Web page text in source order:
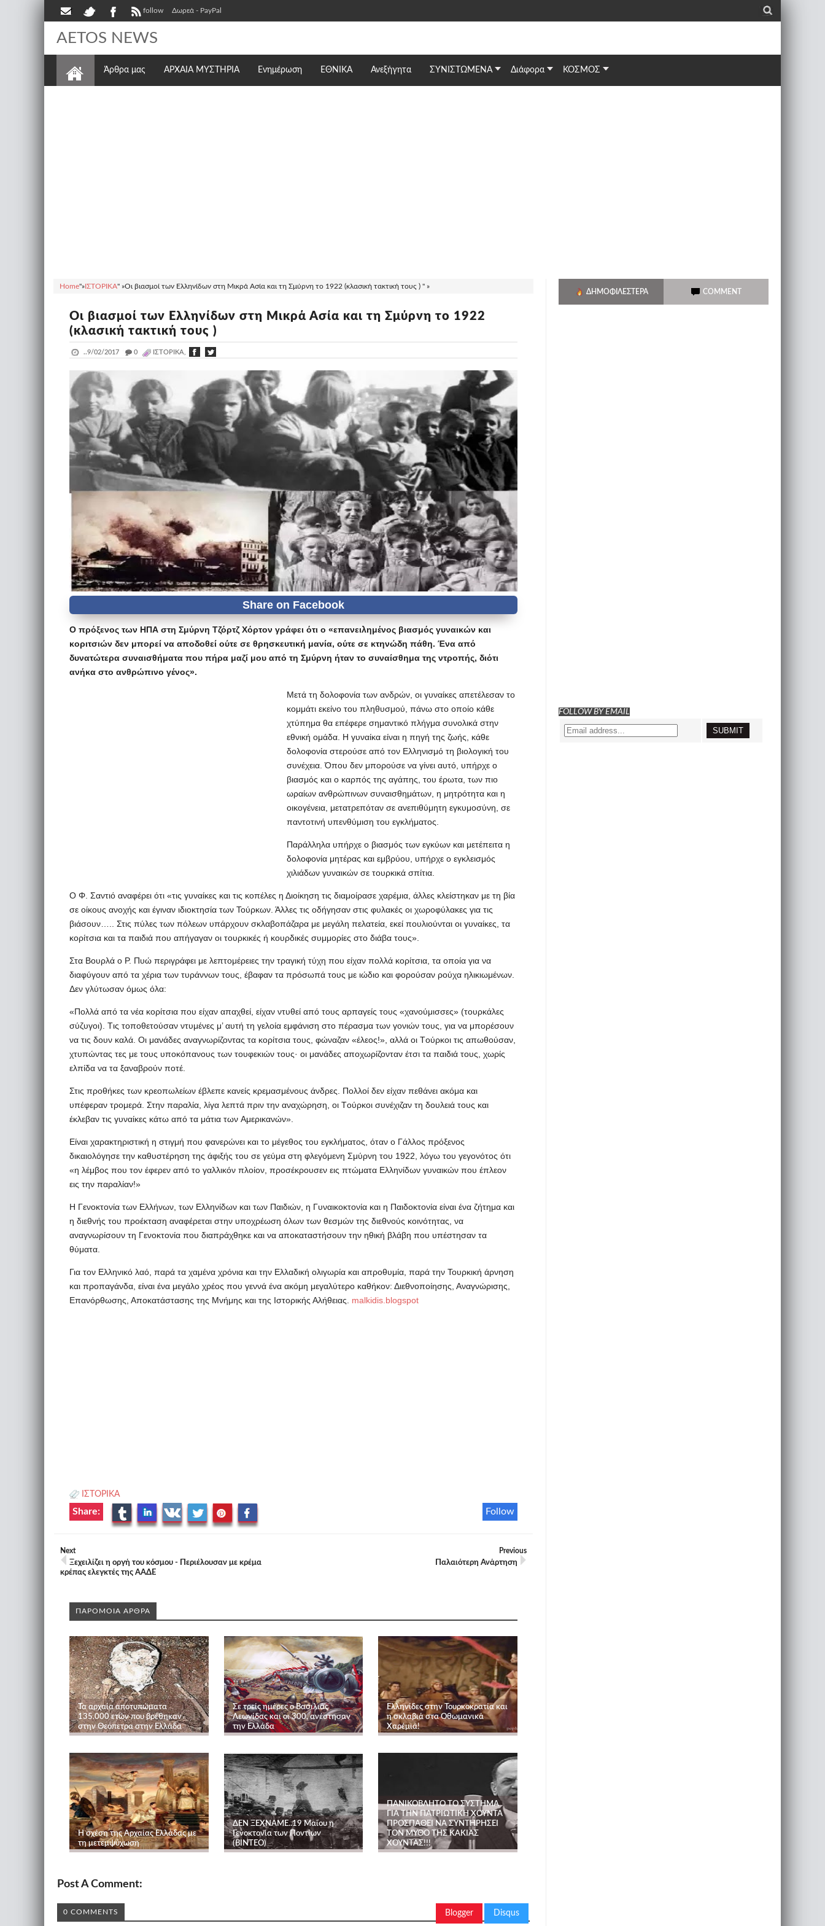
follow Δωρεά - PayPal _
AETOS NEWS
Άρθρα μας ΑΡΧΑΙΑ ΜΥΣΤΗΡΙΑ Ενημέρωση ΕΘΝΙΚΆ Ανεξήγητα ΣΥΝΙΣΤΩΜΕΝΑ Διάφορα ΚΟΣΜΟΣ
Home"»ΙΣΤΟΡΙΚΑ" »Οι βιασμοί των Ελληνίδων στη Μικρά Ασία και τη Σμύρνη το 1922 (κλασική τακτική τους ) " »
Οι βιασμοί των Ελληνίδων στη Μικρά Ασία και τη Σμύρνη το 1922
(κλασική τακτική τους )
..9/02/2017 _ 0 ΙΣΤΟΡΙΚΑ,
Ο πρόξενος των ΗΠΑ στη Σμύρνη Τζόρτζ Χόρτον γράφει ότι ο «επανειλημένος βιασμός γυναικών και
κοριτσιών δεν μπορεί να αποδοθεί ούτε σε θρησκευτική μανία, ούτε σε κτηνώδη πάθη. Ένα από
δυνατώτερα συναισθήματα που πήρα μαζί μου από τη Σμύρνη ήταν το συναίσθημα της ντροπής, διότι
ανήκα στο ανθρώπινο γένος».
Μετά τη δολοφονία των ανδρών, οι γυναίκες απετέλεσαν το
κομμάτι εκείνο του πληθυσμού, πάνω στο οποίο κάθε
χτύπημα θα επέφερε σημαντικό πλήγμα συνολικά στην
εθνική ομάδα. Η γυναίκα είναι η πηγή της ζωής, κάθε
δολοφονία στερούσε από τον Ελληνισμό τη βιολογική του
συνέχεια. Όπου δεν μπορούσε να γίνει αυτό, υπήρχε ο
βιασμός και ο καρπός της αγάπης, του έρωτα, των πιο
ωραίων ανθρώπινων συναισθημάτων, η μητρότητα και η
οικογένεια, μετατρεπόταν σε ανεπιθύμητη εγκυμοσύνη, σε
παντοτινή υπενθύμιση του εγκλήματος.
Παράλληλα υπήρχε ο βιασμός των εγκύων και μετέπειτα η
δολοφονία μητέρας και εμβρύου, υπήρχε ο εγκλεισμός
χιλιάδων γυναικών σε τουρκικά σπίτια.
Ο Φ. Σαντιό αναφέρει ότι «τις γυναίκες και τις κοπέλες η Διοίκηση τις διαμοίρασε χαρέμια, άλλες κλείστηκαν με τη βία
σε οίκους ανοχής και έγιναν ιδιοκτησία των Τούρκων. Άλλες τις οδήγησαν στις φυλακές οι χωροφύλακες για τις
βιάσουν….. Στις πύλες των πόλεων υπάρχουν σκλαβοπάζαρα με μεγάλη πελατεία, εκεί πουλιούνται οι γυναίκες, τα
κορίτσια και τα παιδιά που απήγαγαν οι τουρκικές ή κουρδικές συμμορίες στο διάβα τους».
Στα Bουρλά ο Ρ. Πυώ περιγράφει με λεπτομέρειες την τραγική τύχη που είχαν πολλά κορίτσια, τα οποία για να
διαφύγουν από τα χέρια των τυράννων τους, έβαφαν τα πρόσωπά τους με ιώδιο και φορούσαν ρούχα ηλικιωμένων.
Δεν γλύτωσαν όμως όλα:
«Πολλά από τα νέα κορίτσια που είχαν απαχθεί, είχαν ντυθεί από τους αρπαγείς τους «χανούμισσες» (τουρκάλες
σύζυγοι). Tις τοποθετούσαν ντυμένες μ’ αυτή τη γελοία εμφάνιση στο πέρασμα των γονιών τους, για να μπορέσουν
να τις δουν καλά. Oι μανάδες αναγνωρίζοντας τα κορίτσια τους, φώναζαν «έλεος!», αλλά οι Tούρκοι τις απωθούσαν,
χτυπώντας τες με τους υποκόπανους των τουφεκιών τους· οι μανάδες αποχωρίζονταν έτσι τα παιδιά τους, χωρίς
ελπίδα να τα ξαναβρούν ποτέ.
Στις προθήκες των κρεοπωλείων έβλεπε κανείς κρεμασμένους άνδρες. Πολλοί δεν είχαν πεθάνει ακόμα και
υπέφεραν τρομερά. Στην παραλία, λίγα λεπτά πριν την αναχώρηση, οι Tούρκοι συνέχιζαν τη δουλειά τους και
έκλεβαν τις γυναίκες κάτω από τα μάτια των Aμερικανών».
Είναι χαρακτηριστική η στιγμή που φανερώνει και το μέγεθος του εγκλήματος, όταν ο Γάλλος πρόξενος
δικαιολόγησε την καθυστέρηση της άφιξής του σε γεύμα στη φλεγόμενη Σμύρνη του 1922, λόγω του γεγονότος ότι
«η λέμβος που τον έφερεν από το γαλλικόν πλοίον, προσέκρουσεν εις πτώματα Ελληνίδων γυναικών που έπλεον
εις την παραλίαν!»
Η Γενοκτονία των Ελλήνων, των Ελληνίδων και των Παιδιών, η Γυναικοκτονία και η Παιδοκτονία είναι ένα ζήτημα και
η διεθνής του προέκταση αναφέρεται στην υποχρέωση όλων των θεσμών της διεθνούς κοινότητας, να
αναγνωρίσουν τη Γενοκτονία που διαπράχθηκε και να αποκαταστήσουν την ηθική βλάβη που υπέστησαν τα
θύματα.
Για τον Ελληνικό λαό, παρά τα χαμένα χρόνια και την Ελλαδική ολιγωρία και απροθυμία, παρά την Τουρκική άρνηση
και προπαγάνδα, είναι ένα μεγάλο χρέος που γεννά ένα ακόμη μεγαλύτερο καθήκον: Διεθνοποίησης, Αναγνώρισης,
Επανόρθωσης, Αποκατάστασης της Μνήμης και της Ιστορικής Αλήθειας. malkidis.blogspot
ΙΣΤΟΡΙΚΑ
Follow
Share:
Next
Ξεχειλίζει η οργή του κόσμου - Περιέλουσαν με κρέμα
κρέπας ελεγκτές της ΑΑΔΕ
Previous
Παλαιότερη Ανάρτηση
ΠΑΡΟΜΟΙΑ ΑΡΘΡΑ
Τα αρχαία αποτυπώματα
135.000 ετών που βρέθηκαν
στην Θεόπετρα στην Ελλάδα
Σε τρείς ημέρες ο Βασιλιάς
Λεωνίδας και οι 300, ανέστησαν
την Ελλάδα
Ελληνίδες στην Τουρκοκρατία και
η σκλαβιά στα Οθωμανικά
Χαρέμια!
Η σχέση της Αρχαίας Ελλάδας με
τη μετεμψύχωση
ΔΕΝ ΞΕΧΝΑΜΕ..19 Μαΐου η
Γενοκτονία των Ποντίων
(ΒΙΝΤΕΟ)
ΠΑΝΙΚΟΒΛΗΤΟ ΤΟ ΣΥΣΤΗΜΑ
ΓΙΑ ΤΗΝ ΠΑΤΡΙΩΤΙΚΗ ΧΟΥΝΤΑ
ΠΡΟΣΠΑΘΕΙ ΝΑ ΣΥΝΤΗΡΗΣΕΙ
ΤΟΝ ΜΥΘΟ ΤΗΣ ΚΑΚΙΑΣ
ΧΟΥΝΤΑΣ!!!
Post A Comment:
Blogger Disqus
0 COMMENTS
ΔΗΜΟΦΙΛΈΣΤΕΡΑ COMMENT
FOLLOW BY EMAIL